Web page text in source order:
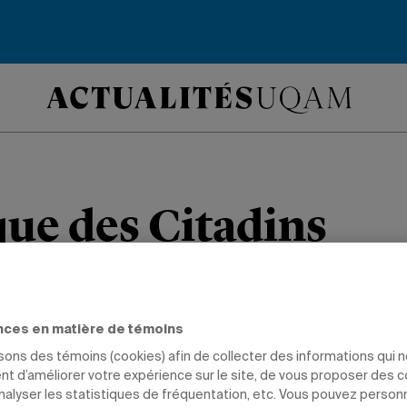
des Citadins
de basketball des Citadins
des équipes de l’Alberta et de
en matière de témoins
des témoins (cookies) afin de collecter des informations qui
d’améliorer votre expérience sur le site, de vous proposer des
les statistiques de fréquentation, etc. Vous pouvez